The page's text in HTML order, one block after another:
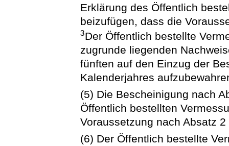
Erklärung des Öffentlich
beizufügen, dass die
3Der Öffentlich bestellte
zugrunde liegenden
fünften auf den Einzug der
Kalenderjahres
(5) Die Bescheinigung nach
Öffentlich bestellten
Voraussetzung nach Absatz
(6) Der Öffentlich bestellte